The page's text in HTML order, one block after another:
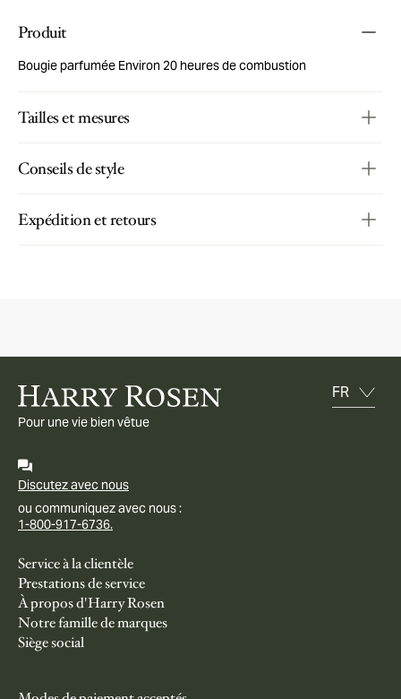
Produit
Bougie parfumée Environ 20 heures de combustion
Tailles et mesures
Conseils de style
Expédition et retours
Pour une vie bien vêtue
Discutez avec nous
ou communiquez avec nous :
1-800-917-6736.
Service à la clientèle
Prestations de service
À propos d'Harry Rosen
Notre famille de marques
Siège social